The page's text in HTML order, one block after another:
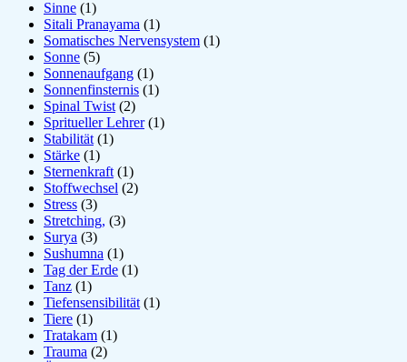
Sinne (1)
Sitali Pranayama (1)
Somatisches Nervensystem (1)
Sonne (5)
Sonnenaufgang (1)
Sonnenfinsternis (1)
Spinal Twist (2)
Spritueller Lehrer(1)
Stabilität (1)
Stärke (1)
Sternenkraft (1)
Stoffwechsel (2)
Stress (3)
Stretching, (3)
Surya (3)
Sushumna (1)
Tag der Erde (1)
Tanz (1)
Tiefensensibilität (1)
Tiere (1)
Tratakam (1)
Trauma (2)